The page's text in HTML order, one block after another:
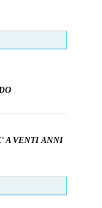
A VENTI ANNI